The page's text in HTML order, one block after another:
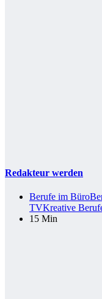
Redakteur werden
Berufe im Büro
TVKreative
15 Min